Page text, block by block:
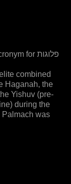
combined
Haganah, the
Yishuv (pre-
during the
Palmach was